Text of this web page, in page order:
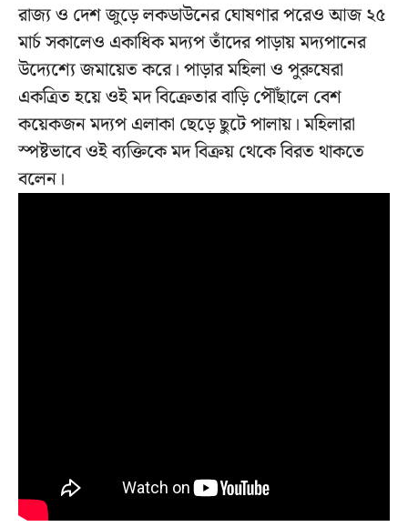
রাজ্য ও দেশ জুড়ে লকডাউনের ঘোষণার পরেও আজ ২৫
মার্চ সকালেও একাধিক মদ্যপ তাঁদের পাড়ায় মদ্যপানের
উদ্যেশ্যে জমায়েত করে। পাড়ার মহিলা ও পুরুষেরা
একত্রিত হয়ে ওই মদ বিক্রেতার বাড়ি পৌঁছালে বেশ
কয়েকজন মদ্যপ এলাকা ছেড়ে ছুটে পালায়। মহিলারা
স্পষ্টভাবে ওই ব্যক্তিকে মদ বিক্রয় থেকে বিরত থাকতে
বলেন।